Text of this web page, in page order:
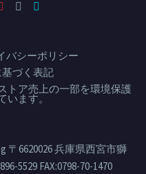
バシーポリシー
づく表記
トア売上の一部を環境保護
います。
〒6620026 兵庫県西宮市獅
5529 FAX:0798-70-1470